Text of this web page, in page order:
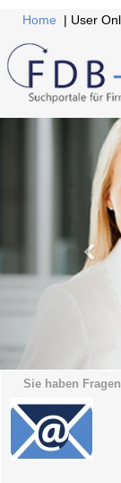
Home | User
Sie haben